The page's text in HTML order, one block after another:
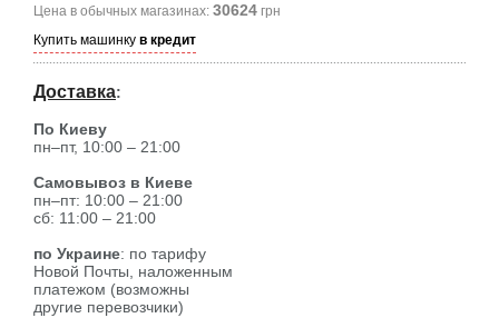
Цена в обычных магазинах: 30624 грн
Купить машинку в кредит
Доставка:
По Киеву
пн–пт, 10:00 – 21:00
Самовывоз в Киеве
пн–пт: 10:00 – 21:00
сб: 11:00 – 21:00
по Украине: по тарифу
Новой Почты, наложенным
платежом (возможны
другие перевозчики)